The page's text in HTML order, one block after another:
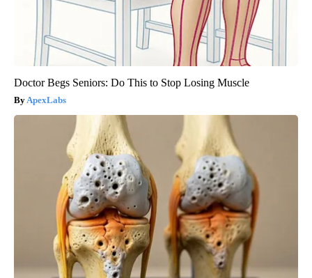
Doctor Begs Seniors: Do This to Stop Losing Muscle
ApexLabs